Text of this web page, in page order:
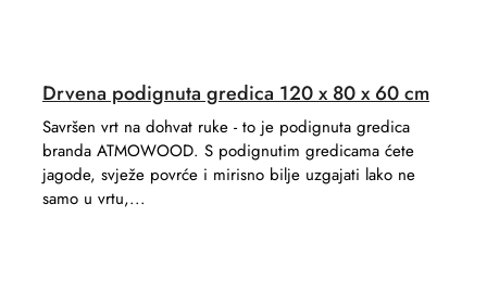
Drvena podignuta gredica 120 x 80 x 60 cm
Savršen vrt na dohvat ruke - to je podignuta gredica
branda ATMOWOOD. S podignutim gredicama ćete
jagode, svježe povrće i mirisno bilje uzgajati lako ne
samo u vrtu,...